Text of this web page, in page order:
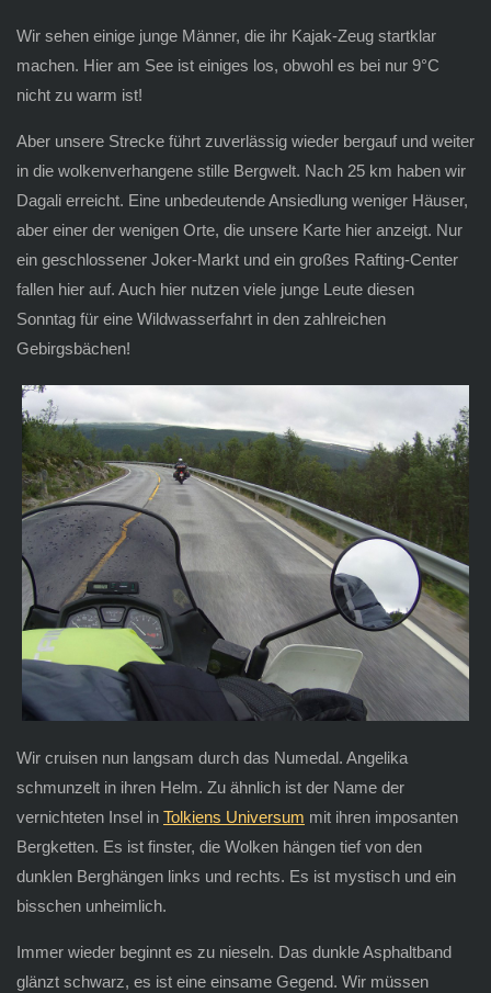
Wir sehen einige junge Männer, die ihr Kajak-Zeug startklar
machen. Hier am See ist einiges los, obwohl es bei nur 9°C
nicht zu warm ist!
Aber unsere Strecke führt zuverlässig wieder bergauf und weiter
in die wolkenverhangene stille Bergwelt. Nach 25 km haben wir
Dagali erreicht. Eine unbedeutende Ansiedlung weniger Häuser,
aber einer der wenigen Orte, die unsere Karte hier anzeigt. Nur
ein geschlossener Joker-Markt und ein großes Rafting-Center
fallen hier auf. Auch hier nutzen viele junge Leute diesen
Sonntag für eine Wildwasserfahrt in den zahlreichen
Gebirgsbächen!
Wir cruisen nun langsam durch das Numedal. Angelika
schmunzelt in ihren Helm. Zu ähnlich ist der Name der
vernichteten Insel in Tolkiens Universum mit ihren imposanten
Bergketten. Es ist finster, die Wolken hängen tief von den
dunklen Berghängen links und rechts. Es ist mystisch und ein
bisschen unheimlich.
Immer wieder beginnt es zu nieseln. Das dunkle Asphaltband
glänzt schwarz, es ist eine einsame Gegend. Wir müssen